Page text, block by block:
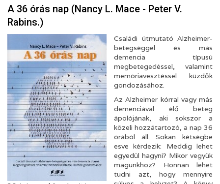
A 36 órás nap (Nancy L. Mace - Peter V.
Rabins.)
Családi útmutató Alzheimer-
betegséggel és más
demencia típusú
megbetegedéssel, valamint
memóriavesztéssel küzdők
gondozásához.
Az Alzheimer kórral vagy más
demenciával élő beteg
ápolójának, aki sokszor a
közeli hozzátartozó, a nap 36
órából áll. Sokan kétségbe
esve kérdezik: Meddig lehet
egyedül hagyni? Mikor vegyük
magunkhoz? Honnan lehet
tudni azt, hogy mennyire